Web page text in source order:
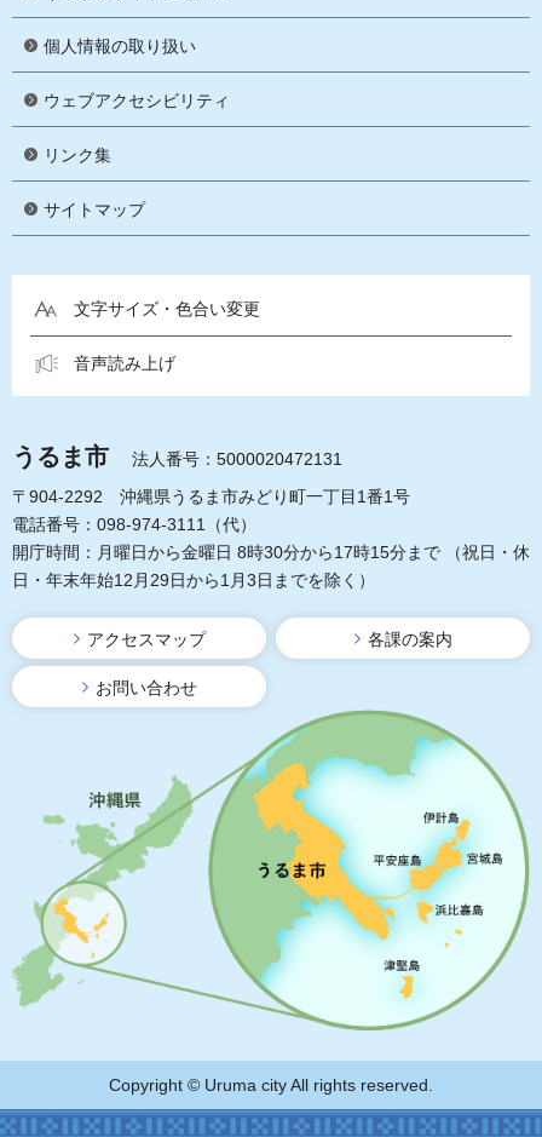
個人情報の取り扱い
ウェブアクセシビリティ
リンク集
サイトマップ
文字サイズ・色合い変更
音声読み上げ
うるま市
法人番号：5000020472131
〒904-2292 沖縄県うるま市みどり町一丁目1番1号
電話番号：098-974-3111（代）
開庁時間：月曜日から金曜日 8時30分から17時15分まで
（祝日・休
日・年末年始12月29日から1月3日までを除く）
アクセスマップ 各課の案内
お問い合わせ
Copyright © Uruma city All rights reserved.